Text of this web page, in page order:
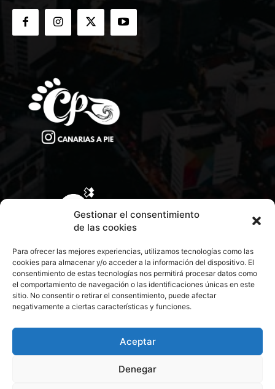
Gestionar el consentimiento
de las cookies
Para ofrecer las mejores experiencias, utilizamos tecnologías como las
cookies para almacenar y/o acceder a la información del dispositivo. El
consentimiento de estas tecnologías nos permitirá procesar datos como
el comportamiento de navegación o las identificaciones únicas en este
sitio. No consentir o retirar el consentimiento, puede afectar
negativamente a ciertas características y funciones.
Aceptar
Denegar
CONTACTA CON NOSOTROS